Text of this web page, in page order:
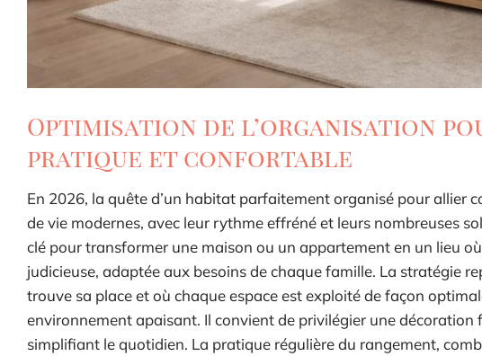
Optimisation de l’organisation
pratique et confortable
En 2026, la quête d’un habitat parfaitement organisé pour allier
de vie modernes, avec leur rythme effréné et leurs nombreuses
clé pour transformer une maison ou un appartement en un lieu
judicieuse, adaptée aux besoins de chaque famille. La stratégie
trouve sa place et où chaque espace est exploité de façon
environnement apaisant. Il convient de privilégier une
simplifiant le quotidien. La pratique régulière du rangement,